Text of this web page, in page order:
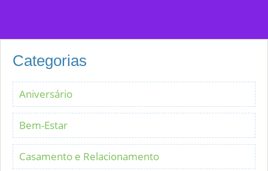
Categorias
Aniversário
Bem-Estar
Casamento e Relacionamento